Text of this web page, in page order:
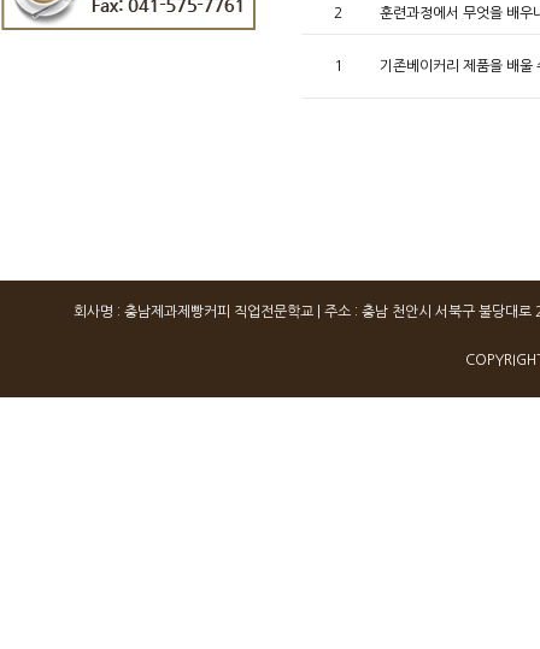
2 훈련과정에서 무엇을 배우
1 기존베이커리 제품을 배울
회사명 : 충남제과제빵커피 직업전문학교 | 주소 : 충남 천안시 서북구 불당